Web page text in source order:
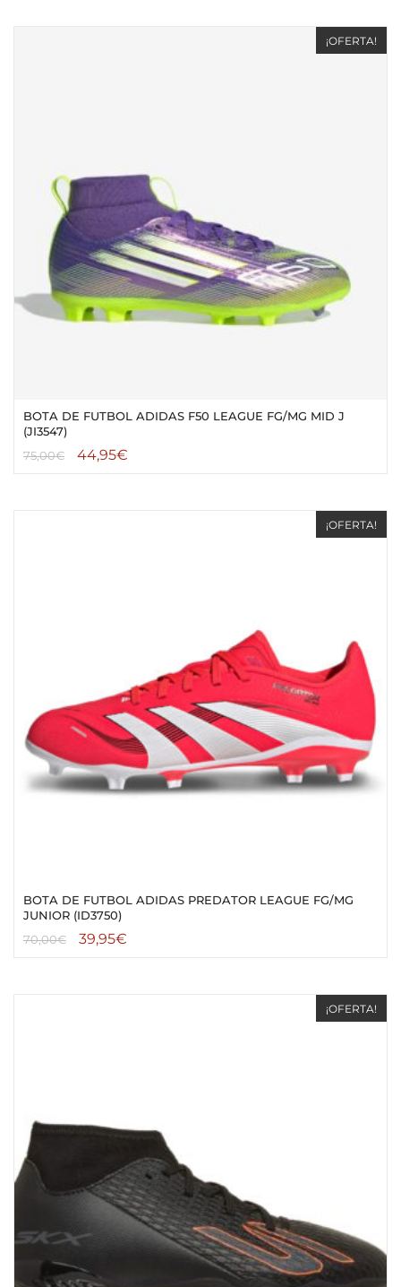
¡OFERTA!
BOTA DE FUTBOL ADIDAS F50 LEAGUE FG/MG MID J
(JI3547)
75,00€ 44,95€
¡OFERTA!
BOTA DE FUTBOL ADIDAS PREDATOR LEAGUE FG/MG
JUNIOR (ID3750)
70,00€ 39,95€
¡OFERTA!